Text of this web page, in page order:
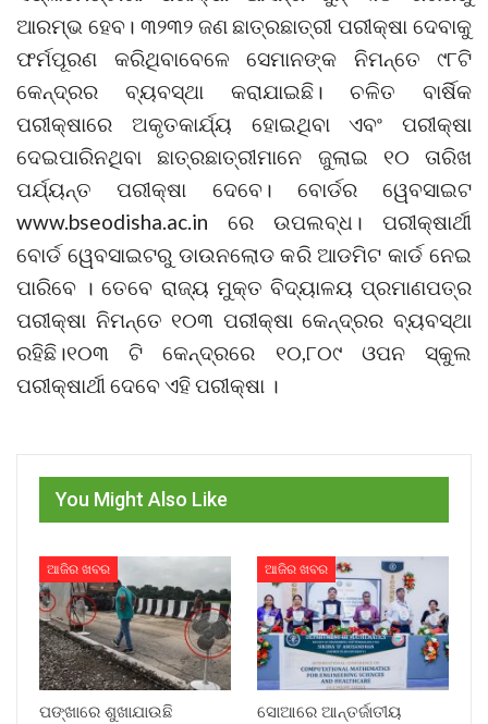
ଆରମ୍ଭ ହେବ। ୩୨୩୨ ଜଣ ଛାତ୍ରଛାତ୍ରୀ ପରୀକ୍ଷା ଦେବାକୁ
ଫର୍ମପୂରଣ କରିଥିବାବେଳେ ସେମାନଙ୍କ ନିମନ୍ତେ ୯୮ଟି
କେନ୍ଦ୍ରର ବ୍ୟବସ୍ଥା କରାଯାଇଛି। ଚଳିତ ବାର୍ଷିକ
ପରୀକ୍ଷାରେ ଅକୃତକାର୍ଯ୍ୟ ହୋଇଥିବା ଏବଂ ପରୀକ୍ଷା
ଦେଇପାରିନଥିବା ଛାତ୍ରଛାତ୍ରୀମାନେ ଜୁଲାଇ ୧୦ ତାରିଖ
ପର୍ଯ୍ୟନ୍ତ ପରୀକ୍ଷା ଦେବେ। ବୋର୍ଡର ୱେବସାଇଟ
www.bseodisha.ac.in ରେ ଉପଲବ୍ଧ। ପରୀକ୍ଷାର୍ଥୀ
ବୋର୍ଡ ୱେବସାଇଟରୁ ଡାଉନଲୋଡ କରି ଆଡମିଟ କାର୍ଡ ନେଇ
ପାରିବେ । ତେବେ ରାଜ୍ୟ ମୁକ୍ତ ବିଦ୍ୟାଳୟ ପ୍ରମାଣପତ୍ର
ପରୀକ୍ଷା ନିମନ୍ତେ ୧୦୩ ପରୀକ୍ଷା କେନ୍ଦ୍ରର ବ୍ୟବସ୍ଥା
ରହିଛି।୧୦୩ ଟି କେନ୍ଦ୍ରରେ ୧୦,୮୦୯ ଓପନ ସ୍କୁଲ
ପରୀକ୍ଷାର୍ଥୀ ଦେବେ ଏହି ପରୀକ୍ଷା ।
You Might Also Like
ଆଜିର ଖବର
ପଙ୍ଖାରେ ଶୁଖାଯାଉଛି
ଆଜିର ଖବର
ସୋଆରେ ଆନ୍ତର୍ଜାତୀୟ